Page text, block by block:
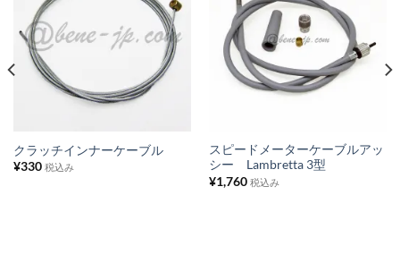
お
入
ス
クラッチインナーケーブル
¥330 税込み
気
に
入
ス
スピードメーターケーブルアッ
シー Lambretta 3型
¥1,760 税込み